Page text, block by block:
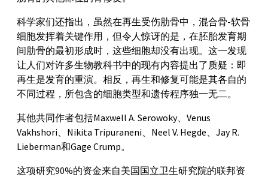
科学家们还指出，虽然在再生受伤肋骨中，混合骨-软骨
细胞发挥着关键作用，但令人惊讶的是，在胚胎发育期
间肋骨的最初形成时，这些细胞却没有出现。这一发现
让人们对许多生物教科书中的现有内容提出了质疑：即
再生是发育的重演。相反，再生和修复可能是其各自的
不同过程，所包含的细胞类型和遗传程序独一无二。
其他共同作者包括Maxwell A. Serowoky、Venus
Vakhshori、Nikita Tripuraneni、Neel V. Hegde、Jay R.
Lieberman和Gage Crump。
这项研究90%的资金来自美国国立卫生研究院的联邦资